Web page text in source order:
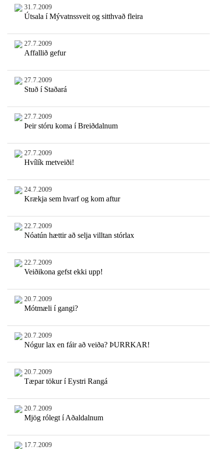
31.7.2009
Útsala í Mývatnssveit og sitthvað fleira
27.7.2009
Affallið gefur
27.7.2009
Stuð í Staðará
27.7.2009
Þeir stóru koma í Breiðdalnum
27.7.2009
Hvílík metveiði!
24.7.2009
Krækja sem hvarf og kom aftur
22.7.2009
Nóatún hættir að selja villtan stórlax
22.7.2009
Veiðikona gefst ekki upp!
20.7.2009
Mótmæli í gangi?
20.7.2009
Nógur lax en fáir að veiða? ÞURRKAR!
20.7.2009
Tæpar tökur í Eystri Rangá
20.7.2009
Mjög rólegt í Aðaldalnum
17.7.2009